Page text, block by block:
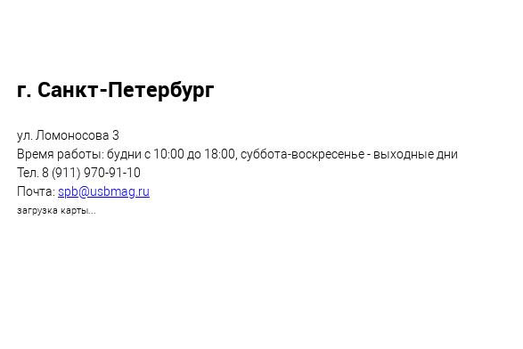
г. Санкт-Петербург
ул. Ломоносова 3
Время работы: будни с 10:00 до 18:00, суббота-воскресенье - выходные дни
Тел. 8 (911) 970-91-10
Почта: spb@usbmag.ru
загрузка карты...